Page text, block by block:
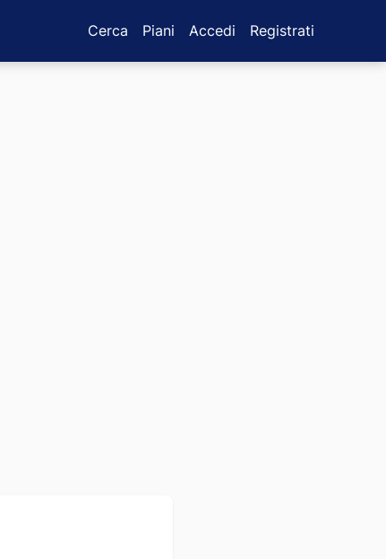
Cerca Piani Accedi Registrati